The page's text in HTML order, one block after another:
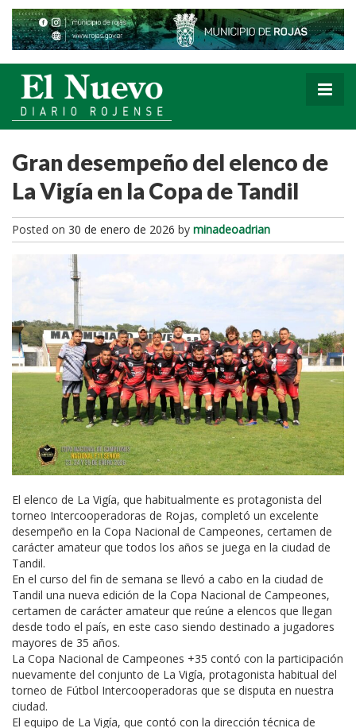
Gran desempeño del elenco de
La Vigía en la Copa de Tandil
Posted on 30 de enero de 2026 by minadeoadrian
El elenco de La Vigía, que habitualmente es protagonista del
torneo Intercooperadoras de Rojas, completó un excelente
desempeño en la Copa Nacional de Campeones, certamen de
carácter amateur que todos los años se juega en la ciudad de
Tandil.
En el curso del fin de semana se llevó a cabo en la ciudad de
Tandil una nueva edición de la Copa Nacional de Campeones,
certamen de carácter amateur que reúne a elencos que llegan
desde todo el país, en este caso siendo destinado a jugadores
mayores de 35 años.
La Copa Nacional de Campeones +35 contó con la participación
nuevamente del conjunto de La Vigía, protagonista habitual del
torneo de Fútbol Intercooperadoras que se disputa en nuestra
ciudad.
El equipo de La Vigía, que contó con la dirección técnica de